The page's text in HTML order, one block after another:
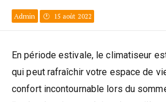
Admin 15 août 2022
En période estivale, le climatiseur
qui peut rafraîchir votre espace de
confort incontournable lors du